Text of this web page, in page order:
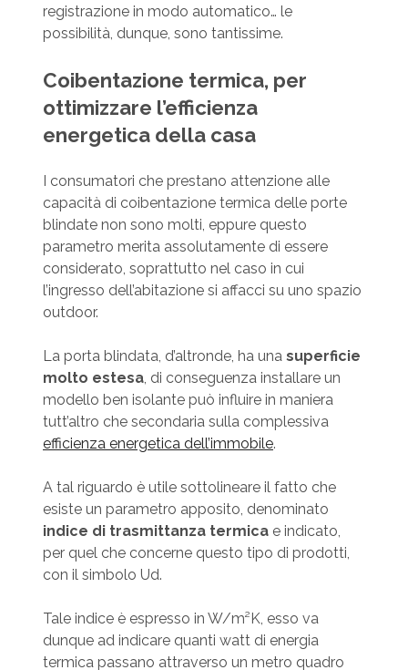
registrazione in modo automatico… le
possibilità, dunque, sono tantissime.
Coibentazione termica, per
ottimizzare l’efficienza
energetica della casa
I consumatori che prestano attenzione alle
capacità di coibentazione termica delle porte
blindate non sono molti, eppure questo
parametro merita assolutamente di essere
considerato, soprattutto nel caso in cui
l’ingresso dell’abitazione si affacci su uno spazio
outdoor.
La porta blindata, d’altronde, ha una superficie
molto estesa, di conseguenza installare un
modello ben isolante può influire in maniera
tutt’altro che secondaria sulla complessiva
efficienza energetica dell’immobile.
A tal riguardo è utile sottolineare il fatto che
esiste un parametro apposito, denominato
indice di trasmittanza termicae indicato,
per quel che concerne questo tipo di prodotti,
con il simbolo Ud.
Tale indice è espresso in W/m²K, esso va
dunque ad indicare quanti watt di energia
termica passano attraverso un metro quadro